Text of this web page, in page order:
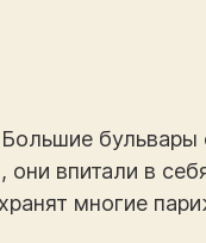
бульвары
они впитали в
многие